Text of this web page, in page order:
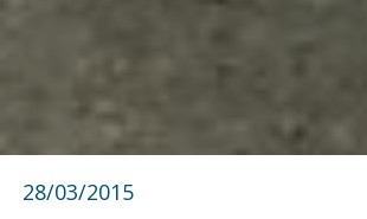
28/03/2015